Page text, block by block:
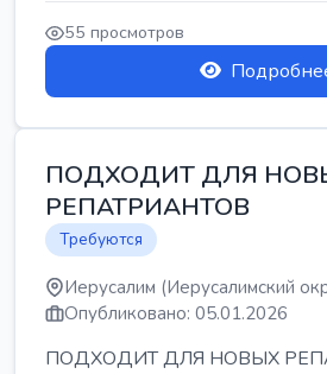
55 просмотров
ПОДХОДИТ ДЛЯ
РЕПАТРИАНТОВ
Требуются
Иерусалим (Иерусалимский
Опубликовано: 05.01.2026
ПОДХОДИТ ДЛЯ НОВЫХ